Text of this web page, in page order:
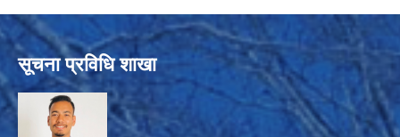
सूचना प्रविधि शाखा